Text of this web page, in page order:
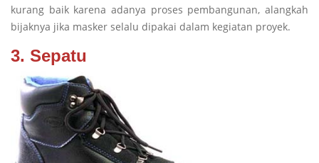
kurang baik karena adanya proses pembangunan, alangkah
bijaknya jika masker selalu dipakai dalam kegiatan proyek.
3. Sepatu